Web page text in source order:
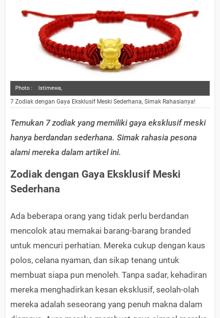
Photo : Istimewa,
7 Zodiak dengan Gaya Eksklusif Meski Sederhana, Simak Rahasianya!
Temukan 7 zodiak yang memiliki gaya eksklusif meski
hanya berdandan sederhana. Simak rahasia pesona
alami mereka dalam artikel ini.
Zodiak dengan Gaya Eksklusif Meski
Sederhana
Ada beberapa orang yang tidak perlu berdandan
mencolok atau memakai barang-barang branded
untuk mencuri perhatian. Mereka cukup dengan kaus
polos, celana nyaman, dan sikap tenang untuk
membuat siapa pun menoleh. Tanpa sadar, kehadiran
mereka menghadirkan kesan eksklusif, seolah-olah
mereka adalah seseorang yang penuh makna dalam